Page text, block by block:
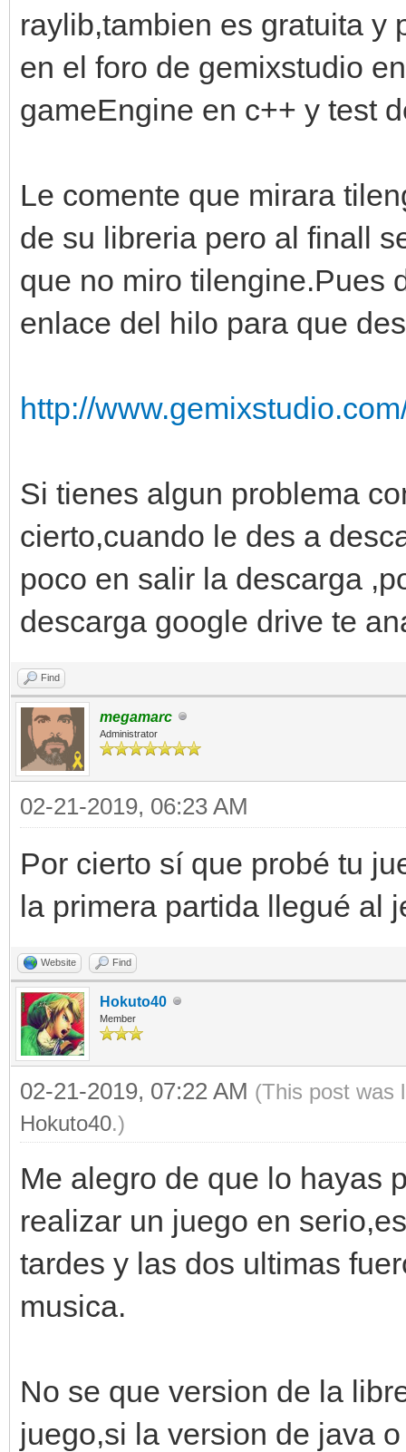
raylib,tambien es gratuita y
en el foro de gemixstudio
gameEngine en c++ y test
Le comente que mirara
de su libreria pero al finall
que no miro tilengine.Pues
enlace del hilo para que
http://
Si tienes algun problema
cierto,cuando le des a
poco en salir la descarga
descarga google drive te
Find
megamarc
Administrator
02-21-2019, 06:23 AM
Por cierto sí que probé tu
la primera partida llegué al
Website Find
Hokuto40
Member
02-21-2019, 07:22 AM (This post was
Hokuto40.)
Me alegro de que lo hayas
realizar un juego en
tardes y las dos ultimas
musica.
No se que version de la
juego,si la version de java